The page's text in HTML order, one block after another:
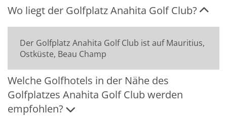
Wo liegt der Golfplatz Anahita Golf Club?
Der Golfplatz Anahita Golf Club ist auf Mauritius,
Ostküste, Beau Champ
Welche Golfhotels in der Nähe des
Golfplatzes Anahita Golf Club werden
empfohlen?